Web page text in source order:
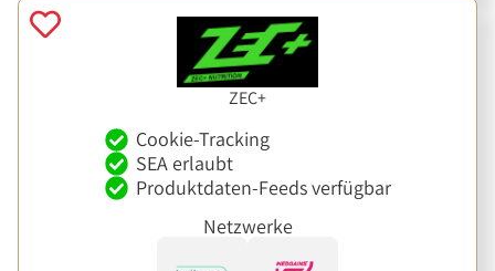
ZEC+
Cookie-Tracking
SEA erlaubt
Produktdaten-Feeds verfügbar
Netzwerke